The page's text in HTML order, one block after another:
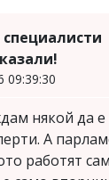
09:39:30
някой да
А
работят